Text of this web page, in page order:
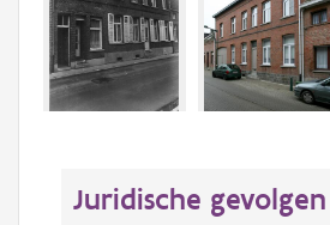
Juridische gevolgen